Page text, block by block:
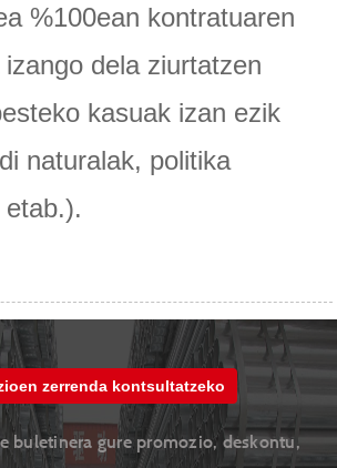
%100ean kontratuaren
dela ziurtatzen
kasuak izan ezik
naturalak, politika
zerrenda kontsultatzeko
buletinera gure promozio, deskontu,